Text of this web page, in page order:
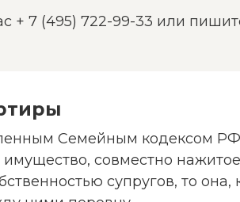
+ 7 (495) 722-99-33 или
Семейным кодексом
совместно
супругов, то она,